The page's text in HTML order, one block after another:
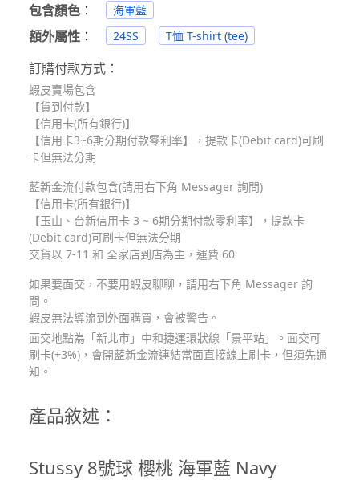
包含顏色 ： 海軍藍
額外屬性 ： 24SS T恤 T-shirt (tee)
訂購付款方式：
蝦皮賣場包含
【貨到付款】
【信用卡(所有銀行)】
【信用卡3~6期分期付款零利率】，提款卡(Debit card)可刷
卡但無法分期
藍新金流付款包含(請用右下角 Messager 詢問)
【信用卡(所有銀行)】
【玉山、台新信用卡 3 ~ 6期分期付款零利率】，提款卡
(Debit card)可刷卡但無法分期
交貨以 7-11 和 全家店到店為主，運費 60
如果要面交，不要用蝦皮聊聊，請用右下角 Messager 詢
問。
蝦皮無法導流到外面購買，會被警告。
面交地點為「新北市」中和捷運環狀線「景平站」。面交可
刷卡(+3%)，會開藍新金流連結當面直接線上刷卡，但須先通
知。
產品敘述：
Stussy 8號球 櫻桃 海軍藍 Navy